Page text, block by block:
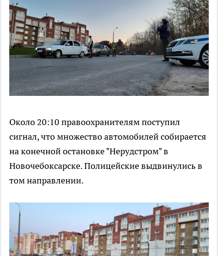
Около 20:10 правоохранителям поступил
сигнал, что множество автомобилей собирается
на конечной остановке "Нерудстром" в
Новочебоксарске. Полицейские выдвинулись в
том направлении.